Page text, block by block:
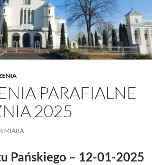
PARAFIALNE
2025
MIARA
Pańskiego – 12-01-2025